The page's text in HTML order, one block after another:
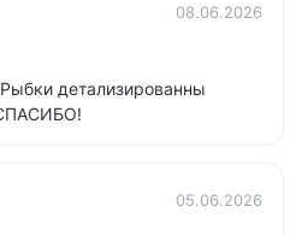
08.06.2026
детализированны
05.06.2026